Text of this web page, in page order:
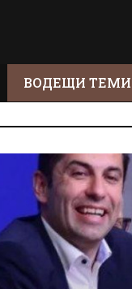
ВОДЕЩИ ТЕМИ